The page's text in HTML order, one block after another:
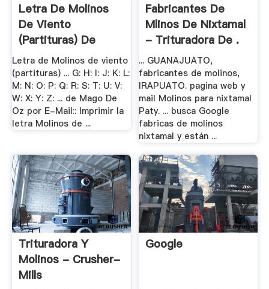
Letra De Molinos
De Viento
(partituras) De
Mago .
Letra de Molinos de viento
(partituras) ... G: H: I: J: K: L:
M: N: O: P: Q: R: S: T: U: V:
W: X: Y: Z: ... de Mago De
Oz por E-Mail:: Imprimir la
letra Molinos de ...
Fabricantes De
Mlinos De Nixtamal
- Trituradora De .
... GUANAJUATO,
fabricantes de molinos,
IRAPUATO. pagina web y
mail Molinos para nixtamal
Paty. ... busca Google
fabricas de molinos
nixtamal y están ...
Trituradora Y
Molinos - Crusher-
Mills
Google